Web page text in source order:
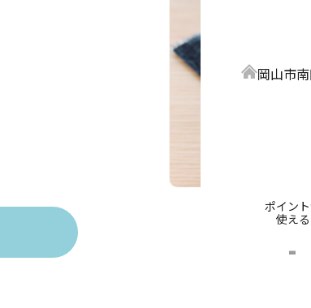
岡山市
ポイン
使える
-